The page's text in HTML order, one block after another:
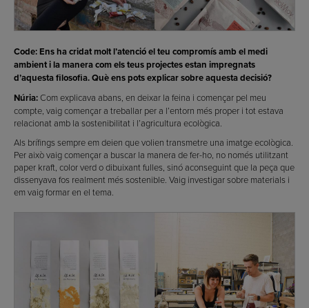
Code: Ens ha cridat molt l’atenció el teu compromís amb el medi
ambient i la manera com els teus projectes estan impregnats
d’aquesta filosofia. Què ens pots explicar sobre aquesta decisió?
Núria:Com explicava abans, en deixar la feina i començar pel meu
compte, vaig començar a treballar per a l’entorn més proper i tot estava
relacionat amb la sostenibilitat i l’agricultura ecològica.
Als brífings sempre em deien que volien transmetre una imatge ecològica.
Per això vaig començar a buscar la manera de fer-ho, no només utilitzant
paper kraft, color verd o dibuixant fulles, sinó aconseguint que la peça que
dissenyava fos realment més sostenible. Vaig investigar sobre materials i
em vaig formar en el tema.